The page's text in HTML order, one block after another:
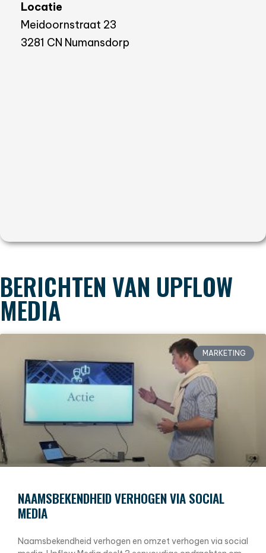
Locatie
Meidoornstraat 23
3281 CN Numansdorp
BERICHTEN VAN UPFLOW
MEDIA
MARKETING
NAAMSBEKENDHEID VERHOGEN VIA SOCIAL
MEDIA
Naamsbekendheid verhogen en omzet verhogen via social